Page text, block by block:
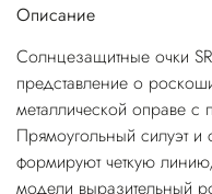
Описание
Солнцезащитные очки
представление о
металлической оправе
Прямоугольный силуэт
формируют четкую
модели выразительный